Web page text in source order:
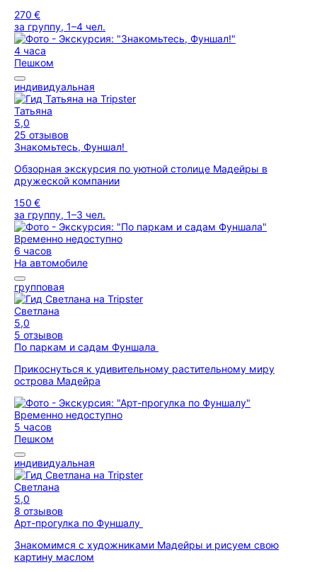
270 €
за группу, 1–4 чел.
4 часа
Пешком
индивидуальная
Татьяна
5,0
25 отзывов
Знакомьтесь, Фуншал!
Обзорная экскурсия по уютной столице Мадейры в
дружеской компании
150 €
за группу, 1–3 чел.
Временно недоступно
6 часов
На автомобиле
групповая
Светлана
5,0
5 отзывов
По паркам и садам Фуншала
Прикоснуться к удивительному растительному миру
острова Мадейра
Временно недоступно
5 часов
Пешком
индивидуальная
Светлана
5,0
8 отзывов
Арт-прогулка по Фуншалу
Знакомимся с художниками Мадейры и рисуем свою
картину маслом